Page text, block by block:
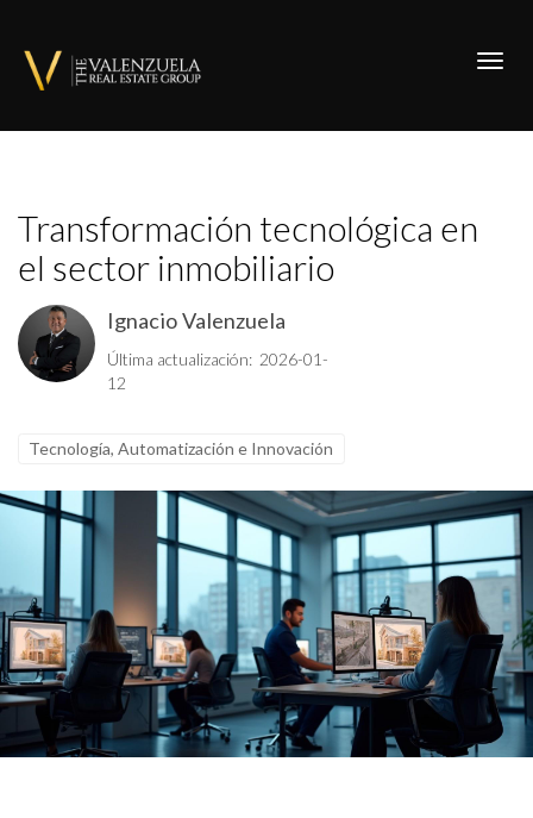
Transformación tecnológica en
el sector inmobiliario
Ignacio Valenzuela
Última actualización: 2026-01-
12
Tecnología, Automatización e Innovación